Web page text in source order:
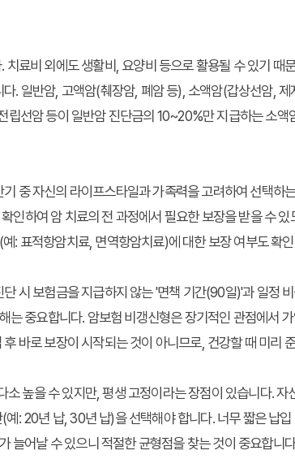
치료비 외에도 생활비, 요양비 등으로 활용될 수 있기 때
. 일반암, 고액암(췌장암, 폐암 등), 소액암(갑상선암,
립선암 등이 일반암 진단금의 10~20%만 지급하는 소액
중 자신의 라이프스타일과 가족력을 고려하여 선택하
인하여 암 치료의 전 과정에서 필요한 보장을 받을 수
: 표적항암치료, 면역항암치료)에 대한 보장 여부도 확
시 보험금을 지급하지 않는 '면책 기간(90일)'과 일정
는 중요합니다. 암보험 비갱신형은 장기적인 관점에서
바로 보장이 시작되는 것이 아니므로, 건강할 때 미리
높을 수 있지만, 평생 고정이라는 장점이 있습니다. 자
: 20년 납, 30년 납)을 선택해야 합니다. 너무 짧은 납
늘어날 수 있으니 적절한 균형점을 찾는 것이 중요합니